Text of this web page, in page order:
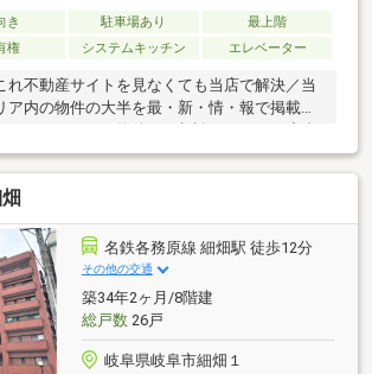
？》気になる点はお気軽にお問い合わせくだ
客様の理想のお住まいを一緒に見つけましょ
き 駐車場あり
最上階
権
システムキッチン エレベーター
れ不動産サイトを見なくても当店で解決／当
ア内の物件の大半を最・新・情・報で掲載！
／岐阜西中学校◆岐阜バス「曽我屋」停まで
分◆全居室収納◆南向きバルコニー◆寛げる
※写真をクリックすると、詳細をご覧いただ
＝＝＝＝＝＝＝＝＝＝＝＝＝＝＝＝＝＝＝＝
＝《平日もご案内可能！》百聞は一見学にし
るだけOK、聞くだけOK！事前にご予約いた
スムーズにご見学いただけます。＝＝＝＝＝
＝＝＝＝＝＝＝＝＝＝＝＝＝＝＝＝
名鉄各務原線 細畑駅 徒歩12分
その他の交通
築34年2ヶ月/8階建
総戸数26戸
岐阜県岐阜市細畑１